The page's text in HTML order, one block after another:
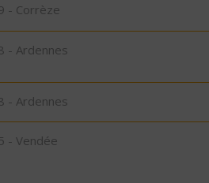
- Corrèze
- Ardennes
- Ardennes
- Vendée